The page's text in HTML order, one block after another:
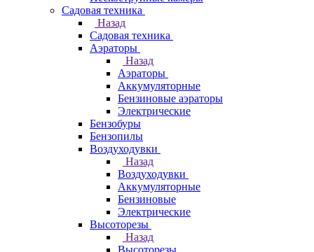
Садовая техника
Назад
Садовая техника
Аэраторы
Назад
Аэраторы
Аккумуляторные
Бензиновые аэраторы
Электрические
Бензобуры
Бензопилы
Воздуходувки
Назад
Воздуходувки
Аккумуляторные
Бензиновые
Электрические
Высоторезы
Назад
Высоторезы